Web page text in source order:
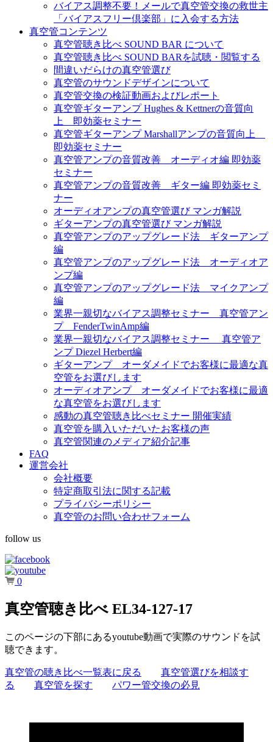
バイアス調整不要！メールで真空管交換の救世主
「バイアスフリー倶楽部」に入会する方法
真空管コンテンツ
真空管聴き比べ SOUND BAR について
真空管聴き比べ SOUND BARを試聴・閲覧する
間違いだらけの真空管選び
真空管のサウンドデザインについて
真空管交換の検証動画およびレポート
真空管ギターアンプ Hughes & Kettnerの音質向
上 即効薬セミナー
真空管ギターアンプ Marshallアンプの音質向上
即効薬セミナー
真空管アンプの音質改善 オーディオ編 即効薬
セミナー
真空管アンプの音質改善 ギター編 即効薬セミ
ナー
オーディオアンプの真空管選び マンガ解説
ギターアンプの真空管選び マンガ解説
真空管アンプのアップグレード法 ギターアンプ
編
真空管アンプのアップグレード法 オーディオア
ンプ編
真空管アンプのアップグレード法 マイクアンプ
編
業界一親切なバイアス調整セミナー 真空管アン
プ FenderTwinAmp編
業界一親切なバイアス調整セミナー 真空管ア
ンプ Diezel Herbert編
ギターアンプ オーダメイドでお客様に最適な真
空管をお選びします
オーディオアンプ オーダメイドでお客様に最適
な真空管をお選びします
感動の真空管聴き比べセミナー 開催実績
真空管を購入いただいたお客様の声
真空管関連のメディア紹介記事
FAQ
運営会社
会社概要
特定商取引法に関する記載
プライバシーポリシー
真空管のお問い合わせフォーム
follow us
0
真空管聴き比べ EL34-127-17
このページの下部にあるyoutube動画で実際のサウンドを試
聴できます。
真空管の聴き比べ一覧表に戻る
真空管選びを相談す
る
真空管を探す パワー管交換の必見